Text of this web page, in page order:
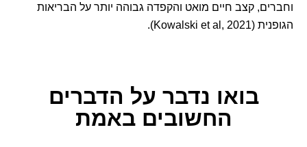
וחברים, קצב חיים מואט והקפדה גבוהה יותר על הבריאות
הגופנית (Kowalski et al, 2021).
בואו נדבר על הדברים
החשובים באמת